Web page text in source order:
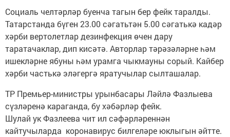
Социаль челтәрләр буенча тагын бер фейк таралды.
Татарстанда бүген 23.00 сәгатьтән 5.00 сәгатькә кадәр
хәрби вертолетлар дезинфекция өчен дару
таратачаклар, дип кисәтә. Авторлар тәрәзәләрне һәм
ишекләрне ябуны һәм урамга чыкмауны сорый. Кайбер
хәрби частькә эләгергә яратучылар сылташалар.
ТР Премьер-министры урынбасары Ләйлә Фазлыева
сүзләренә караганда, бу хәбәрләр фейк.
Шулай ук Фазлеева чит ил сәфәрләреннән
кайтучыларда коронавирус билгеләре юклыгын әйтте.